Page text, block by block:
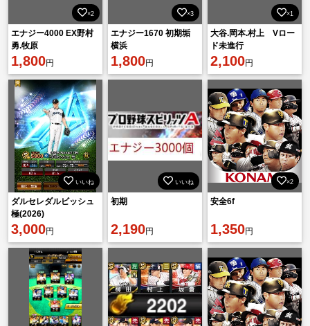
×2
エナジー4000 EX野村
勇.牧原
1,800円
×3
エナジー1670 初期垢
横浜
1,800円
×1
大谷.岡本.村上 Vロー
ド未進行
2,100円
いいね
ダルセレダルビッシュ
極(2026)
3,000円
いいね
初期
2,190円
×2
安全6f
1,350円